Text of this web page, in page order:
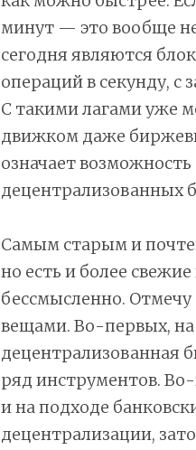
минут — это вообще
сегодня являются
операций в секунду, с
С такими лагами уже
движком даже
означает
децентрализованных
Самым старым и
но есть и более
бессмысленно. Отмечу
вещами. Во-первых, на
децентрализованная
ряд инструментов. Во-
и на подходе
децентрализации,